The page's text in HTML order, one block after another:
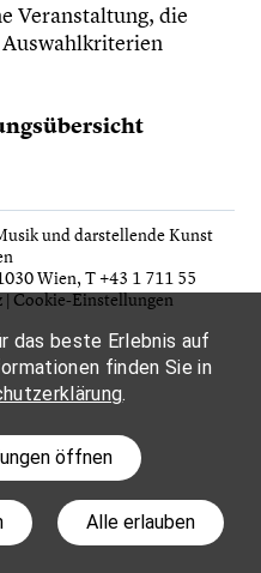
das beste Erlebnis auf
finden Sie in
.
öffnen
Alle erlauben
Veranstaltung, die
und darstellende Kunst
Wien, T +43 1 711 55
|Cookie-Einstellungen